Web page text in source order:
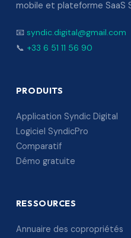
mobile et plateforme SaaS
📧 syndic.digital@gmail.com
📞 +33 6 51 11 56 90
PRODUITS
Application Syndic Digital
Logiciel SyndicPro
Comparatif
Démo gratuite
RESSOURCES
Annuaire des copropriétés